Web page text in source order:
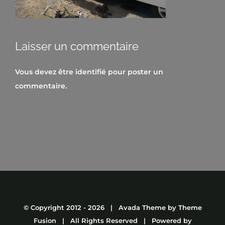
Laisser un commentaire
Vous devez être identifié pour poster un
commentaire.
© Copyright 2012 - 2026 | Avada Theme by Theme
Fusion | All Rights Reserved | Powered by